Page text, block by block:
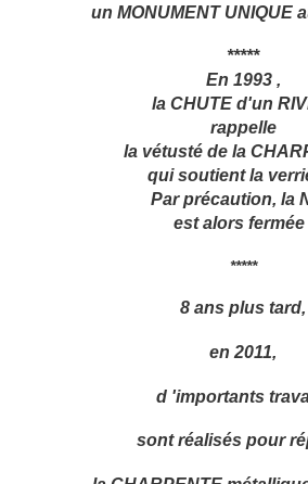
un MONUMENT UNIQUE
*****
En 1993 ,
la CHUTE d'un
rappelle
la vétusté de la
qui soutient la
Par précaution, la
est alors fermée
*****
8 ans plus tard,
en 2011,
d 'importants
sont réalisés pour